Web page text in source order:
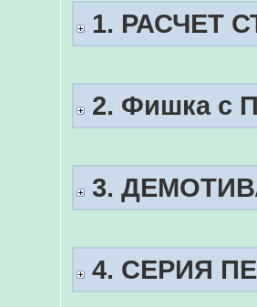
1. РАСЧЕТ
2. Фишка с
3.
4. СЕРИЯ